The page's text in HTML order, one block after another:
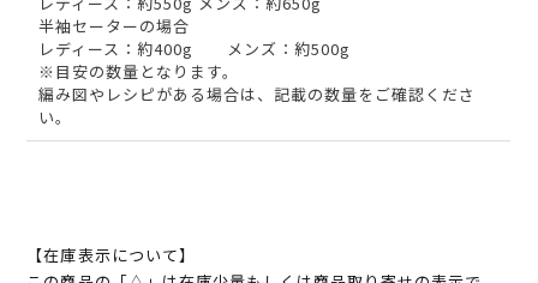
半袖セーターの場合
レディース：約400g メンズ：約500g
※目安の数量となります。
編み図やレシピがある場合は、記載の数量をご確認くださ
い。
【在庫表示について】